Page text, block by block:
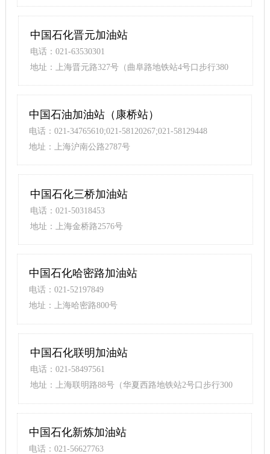
中国石化晋元加油站
电话：021-63530301
地址：上海晋元路327号（曲阜路地铁站4号口步行380
中国石油加油站（康桥站）
电话：021-34765610;021-58120267;021-58129448
地址：上海沪南公路2787号
中国石化三桥加油站
电话：021-50318453
地址：上海金桥路2576号
中国石化哈密路加油站
电话：021-52197849
地址：上海哈密路800号
中国石化联明加油站
电话：021-58497561
地址：上海联明路88号（华夏西路地铁站2号口步行300
中国石化新炼加油站
电话：021-56627763